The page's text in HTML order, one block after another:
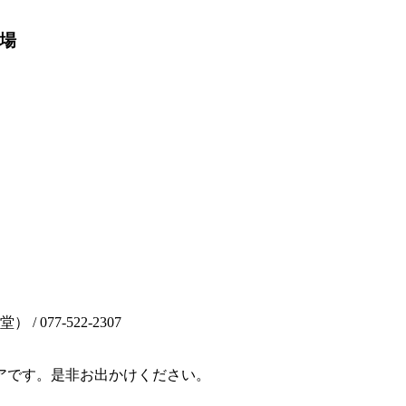
） / 077-522-2307
す。是非お出かけください。